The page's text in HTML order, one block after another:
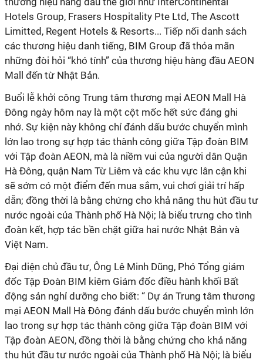
Hotels Group, Frasers Hospitality Pte Ltd, The Ascott
Limitted, Regent Hotels & Resorts... Tiếp nối danh sách
các thương hiệu danh tiếng, BIM Group đã thỏa mãn
những đòi hỏi “khó tính” của thương hiệu hàng đầu AEON
Mall đến từ Nhật Bản.
Buổi lễ khởi công Trung tâm thương mại AEON Mall Hà
Đông ngày hôm nay là một cột mốc hết sức đáng ghi
nhớ. Sự kiện này không chỉ đánh dấu bước chuyển mình
lớn lao trong sự hợp tác thành công giữa Tập đoàn BIM
với Tập đoàn AEON, mà là niềm vui của người dân Quận
Hà Đông, quận Nam Từ Liêm và các khu vực lân cận khi
sẽ sớm có một điểm đến mua sắm, vui chơi giải trí hấp
dẫn; đồng thời là bằng chứng cho khả năng thu hút đầu tư
nước ngoài của Thành phố Hà Nội; là biểu trưng cho tình
đoàn kết, hợp tác bền chặt giữa hai nước Nhật Bản và
Việt Nam.
Đại diện chủ đầu tư, Ông Lê Minh Dũng, Phó Tổng giám
đốc Tập Đoàn BIM kiêm Giám đốc điều hành khối Bất
động sản nghỉ dưỡng cho biết: “ Dự án Trung tâm thương
mại AEON Mall Hà Đông đánh dấu bước chuyển mình lớn
lao trong sự hợp tác thành công giữa Tập đoàn BIM với
Tập đoàn AEON, đồng thời là bằng chứng cho khả năng
thu hút đầu tư nước ngoài của Thành phố Hà Nội; là biểu